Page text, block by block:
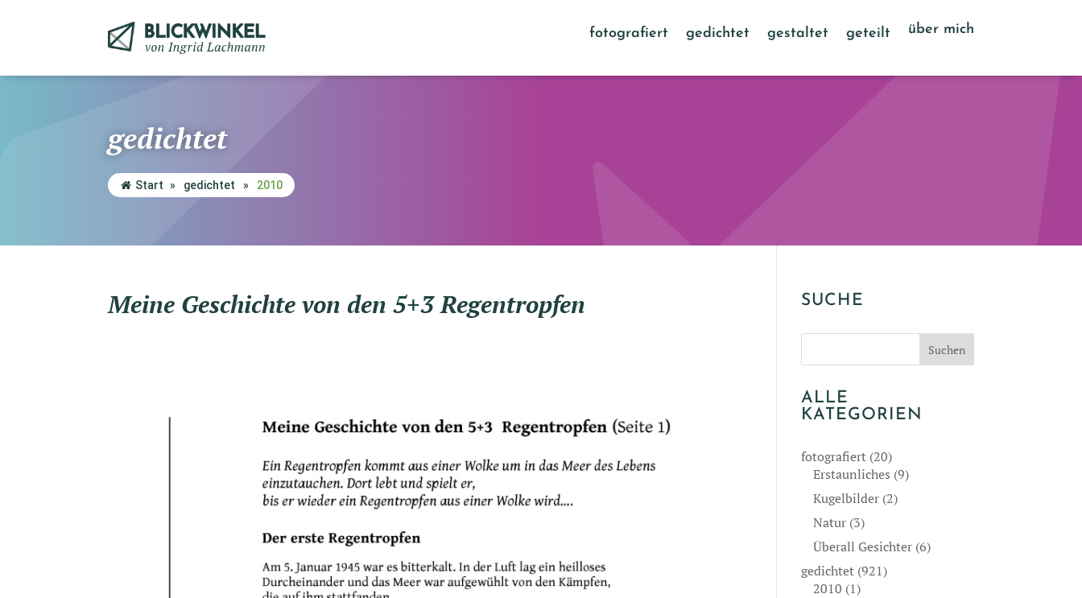
fotografiert gedichtet gestaltet geteilt über mich
gedichtet
Start » gedichtet » 2010
Meine Geschichte von den 5+3 Regentropfen SUCHE
ALLE
KATEGORIEN
fotografiert(20)
Erstaunliches (9)
Kugelbilder(2)
Natur(3)
Überall Gesichter(6)
gedichtet(921)
2010 (1)